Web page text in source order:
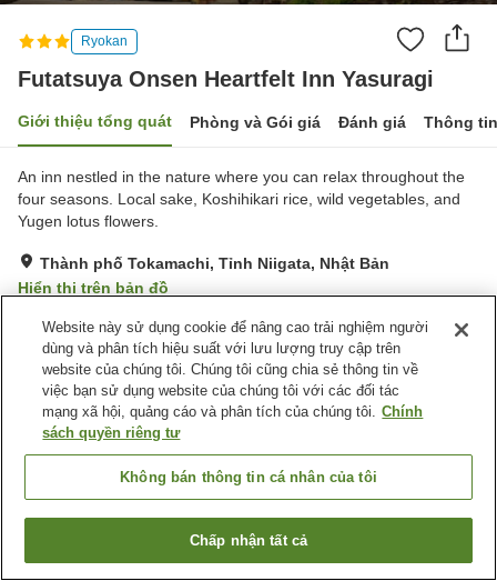
Ryokan
Futatsuya Onsen Heartfelt Inn Yasuragi
Giới thiệu tổng quát Phòng và Gói giá Đánh giá Thông
An inn nestled in the nature where you can relax throughout the
four seasons. Local sake, Koshihikari rice, wild vegetables, and
Yugen lotus flowers.
Thành phố Tokamachi, Tỉnh Niigata, Nhật Bản
Hiển thị trên bản đồ
Tuyệt vời Đánh giá:51lượt
Tiện nghi chỗ nghỉ
Bãi đỗ xe
Máy bán hàng tự động
Sảnh tiệc
Trang chủ Nhật Bản Tỉnh Niigata
Thành phố Tokamachi
Futatsuya Onsen Heartfelt Inn Yasuragi
Tìm phòng trống
Website này sử dụng cookie để nâng cao trải nghiệm người
dùng và phân tích hiệu suất với lưu lượng truy cập trên
website của chúng tôi. Chúng tôi cũng chia sẻ thông tin về
việc bạn sử dụng website của chúng tôi với các đối tác
mạng xã hội, quảng cáo và phân tích của chúng tôi. Chính
sách quyền riêng tư
Không bán thông tin cá nhân của tôi
Chấp nhận tất cả